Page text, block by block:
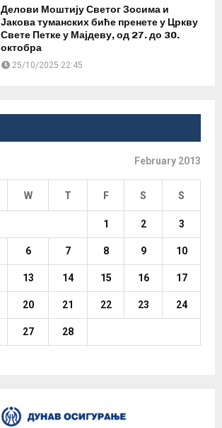
Делови Моштију Светог Зосима и
Јакова туманских биће пренете у Цркву
Свете Петке у Мајдеву, од 27. до 30.
октобра
25/10/2025 22:45
February 2013
W T F S S
1 2 3
6 7 8 9 10
13 14 15 16 17
20 21 22 23 24
27
28